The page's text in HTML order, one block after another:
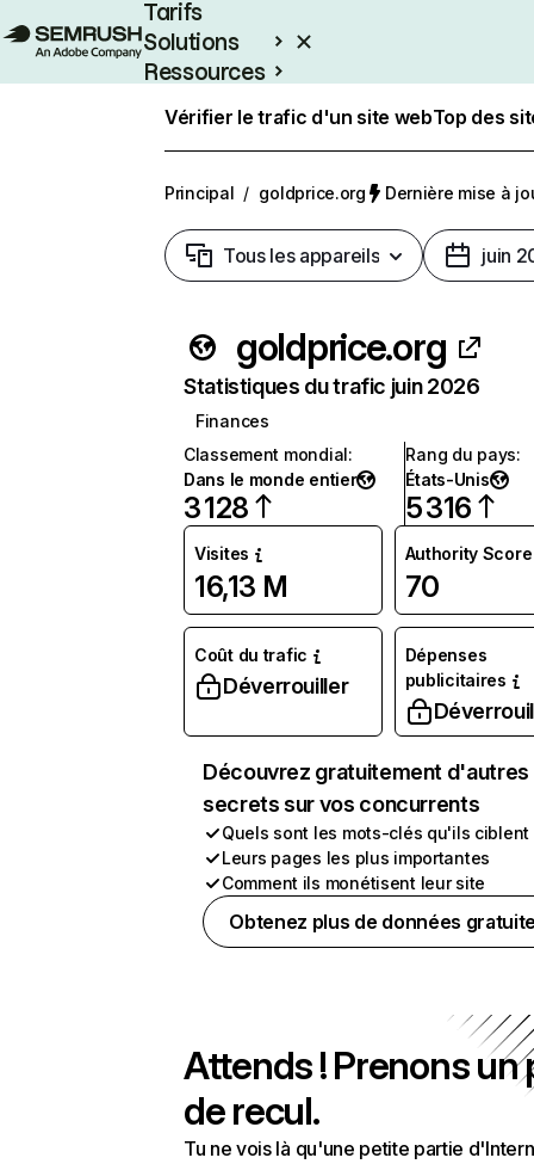
Tarifs
Solutions
Ressources
Vérifier le trafic d'un site webTop des
Principal / goldprice.org Dernière mise à
Tous les appareils juin
goldprice.org
Statistiques du trafic juin 2026
Finances
Classement mondial:
Dans le monde entier
3 128
Rang du pays:
États-Unis
5 316
Visites
16,13 M
Authority Score
70
Coût du trafic
Déverrouiller
Dépenses
publicitaires
Découvrez gratuitement d'autres
secrets sur vos concurrents
Quels sont les mots-clés qu'ils ciblent
Leurs pages les plus importantes
Comment ils monétisent leur site
Obtenez plus de données
Attends ! Prenons un
de recul.
Tu ne vois là qu'une petite partie